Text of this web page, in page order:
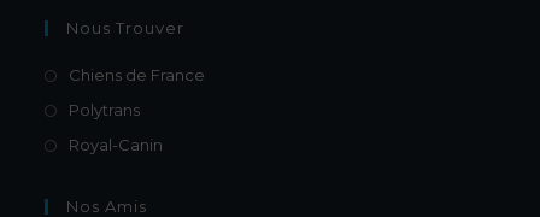
Nous Trouver
Chiens de France
Polytrans
Royal-Canin
Nos Amis